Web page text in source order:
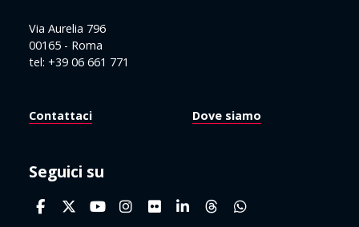
Via Aurelia 796
00165 - Roma
tel: +39 06 661 771
Contattaci Dove siamo
Seguici su